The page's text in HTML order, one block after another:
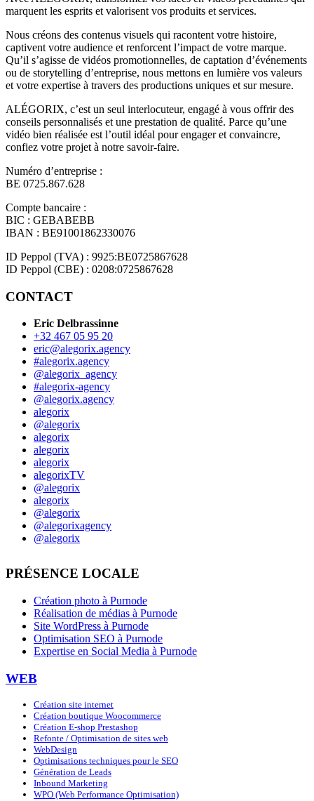
marquent les esprits et valorisent vos produits et services.
Nous créons des contenus visuels qui racontent votre histoire,
captivent votre audience et renforcent l’impact de votre marque.
Qu’il s’agisse de vidéos promotionnelles, de captation d’événements
ou de storytelling d’entreprise, nous mettons en lumière vos valeurs
et votre expertise à travers des productions uniques et sur mesure.
ALÉGORIX, c’est un seul interlocuteur, engagé à vous offrir des
conseils personnalisés et une prestation de qualité. Parce qu’une
vidéo bien réalisée est l’outil idéal pour engager et convaincre,
confiez votre projet à notre savoir-faire.
Numéro d’entreprise :
BE 0725.867.628
Compte bancaire :
BIC : GEBABEBB
IBAN : BE91001862330076
ID Peppol (TVA) : 9925:BE0725867628
ID Peppol (CBE) : 0208:0725867628
CONTACT
Eric Delbrassinne
+32 467 05 95 20
eric@alegorix.agency
#alegorix.agency
@alegorix_agency
#alegorix-agency
@alegorix.agency
alegorix
@alegorix
alegorix
alegorix
alegorix
alegorixTV
@alegorix
alegorix
@alegorix
@alegorixagency
@alegorix
PRÉSENCE LOCALE
Création photo à Purnode
Réalisation de médias à Purnode
Site WordPress à Purnode
Optimisation SEO à Purnode
Expertise en Social Media à Purnode
WEB
Création site internet
Création boutique Woocommerce
Création E-shop Prestashop
Refonte / Optimisation de sites web
WebDesign
Optimisations techniques pour le SEO
Génération de Leads
Inbound Marketing
WPO (Web Performance Optimisation)